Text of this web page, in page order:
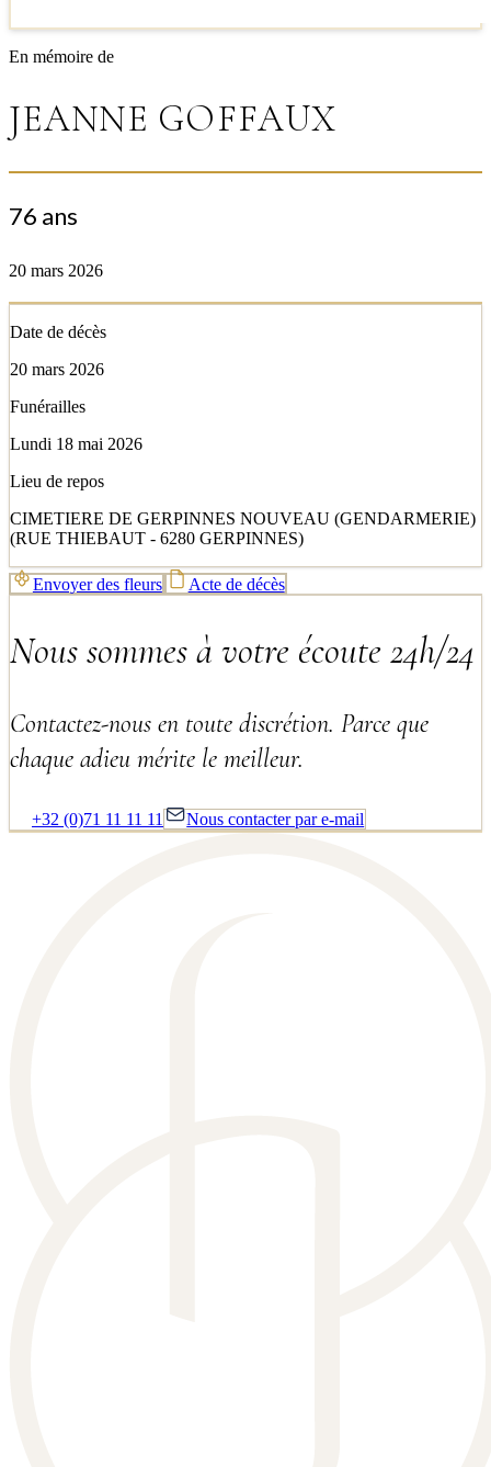
En mémoire de
JEANNE GOFFAUX
76 ans
20 mars 2026
Date de décès
20 mars 2026
Funérailles
Lundi 18 mai 2026
Lieu de repos
CIMETIERE DE GERPINNES NOUVEAU (GENDARMERIE)
(RUE THIEBAUT - 6280 GERPINNES)
Envoyer des fleurs Acte de décès
Nous sommes à votre écoute 24h/24
Contactez-nous en toute discrétion. Parce que
chaque adieu mérite le meilleur.
+32 (0)71 11 11 11 Nous contacter par e-mail